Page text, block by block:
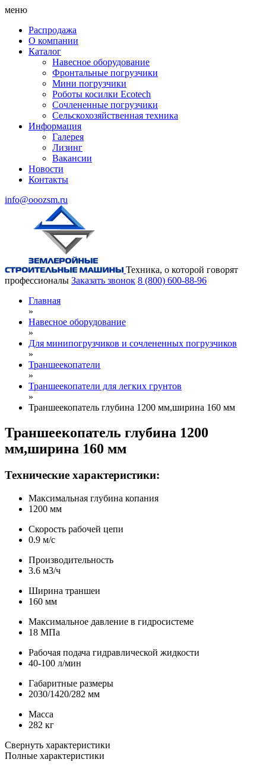
меню
Распродажа
О компании
Каталог
Навесное оборудование
Фронтальные погрузчики
Мини погрузчики
Роботы косилки Ecotech
Сочлененные погрузчики
Сельскохозяйственная техника
Информация
Галерея
Лизинг
Вакансии
Новости
Контакты
info@ooozsm.ru
Техника, о которой говорят
профессионалы Заказать звонок 8 (800) 600-88-96
Главная
»
Навесное оборудование
»
Для минипогрузчиков и сочлененных погрузчиков
»
Траншеекопатели
»
Траншеекопатели для легких грунтов
»
Траншеекопатель глубина 1200 мм,ширина 160 мм
Траншеекопатель глубина 1200
мм,ширина 160 мм
Технические характеристики:
Максимальная глубина копания
1200 мм
Скорость рабочей цепи
0.9 м/с
Производительность
3.6 м3/ч
Ширина траншеи
160 мм
Максимальное давление в гидросистеме
18 МПа
Рабочая подача гидравлической жидкости
40-100 л/мин
Габаритные размеры
2030/1420/282 мм
Масса
282 кг
Свернуть характеристики
Полные характеристики